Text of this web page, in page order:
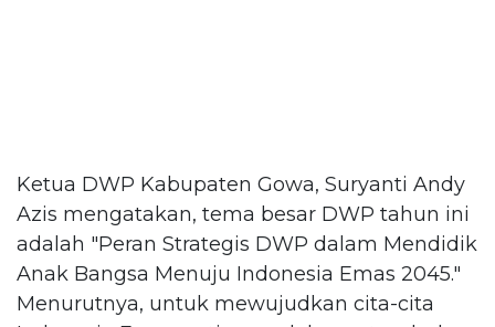
Ketua DWP Kabupaten Gowa, Suryanti Andy
Azis mengatakan, tema besar DWP tahun ini
adalah "Peran Strategis DWP dalam Mendidik
Anak Bangsa Menuju Indonesia Emas 2045."
Menurutnya, untuk mewujudkan cita-cita